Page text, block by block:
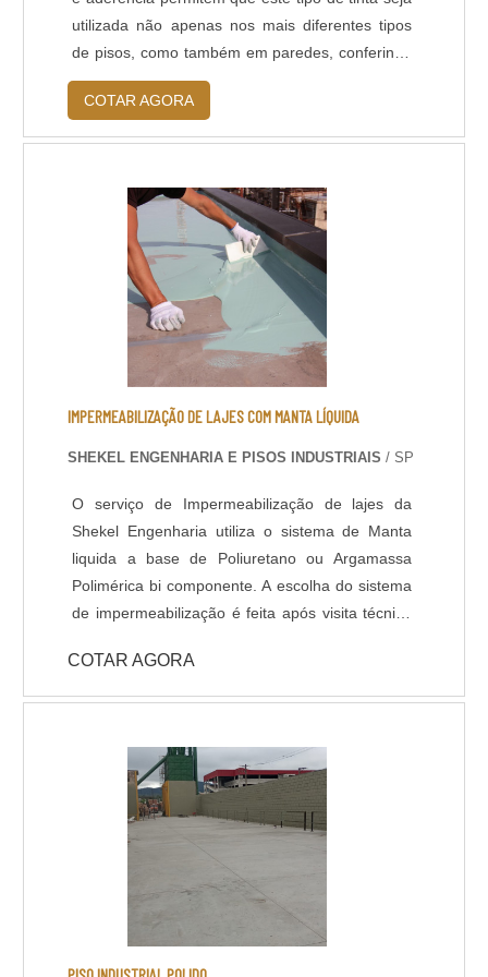
utilizada não apenas nos mais diferentes tipos
de pisos, como também em paredes, conferindo
beleza à superfície, com seu brilho intenso. Além
o aspecto estético, que é a característica mais
evidente das pinturas epóxi, existem muitos
Impermeabilidade; Durabilidade elevada; Alta
resistência a variações de temperat.
COTAR AGORA
IMPERMEABILIZAÇÃO DE LAJES COM MANTA LÍQUIDA
SHEKEL ENGENHARIA E PISOS INDUSTRIAIS / SP
O serviço de Impermeabilização de lajes da
Shekel Engenharia utiliza o sistema de Manta
liquida a base de Poliuretano ou Argamassa
Polimérica bi componente. A escolha do sistema
de impermeabilização é feita após visita técnica
viabilidade e peculiaridades do caso para a
definição assertiva de impermeabilizante a ser
COTAR AGORA